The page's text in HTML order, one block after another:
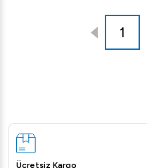
1
Ücretsiz Kargo